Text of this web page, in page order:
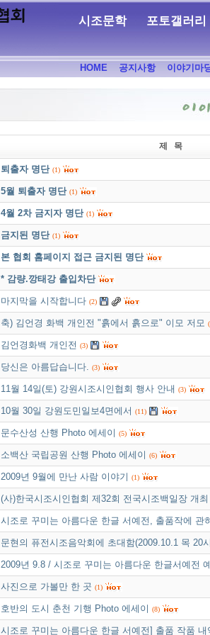
시조문학 포토갤러리
HOME 공지사항 이야기마
제 목
퇴출자 명단 (1)
5월 퇴출자 명단 (1)
4월 2차 금지자 명단 (1)
금지된 명단 (1)
본 협회 홈페이지 접근 금지된 명단
* 감량.깡태강 출입차단
마지막을 시작합니다 (2)
축) 김언경 화백 개인전 "흙에서 흙으로" 이모 저모
김언경화백 개인전 (3)
당신은 아름답습니다. (3)
11월 14일(토) 강원시조시인협회 행사 안내 (3)
10월 30일 강원도민일보4면에서 (11)
문수산성 산행 Photo 에세이 (5)
소백산 국립공원 산행 Photo 에세이 (6)
2009년 9월에 만난 사람 이야기 (1)
(사)한국시조시인협회 제32회 전국시조백일장 개최
시조로 꾸미는 아름다운 한글 서예전, 출품작에 관
문현의 퓨전시조음악회에 초대함(2009.10.1 목 20
2009년 9.8 / 시조로 꾸미는 아름다운 한글서예전
사진으로 가볼만 한 곳 (1)
호반의 도시 춘천 기행 Photo 에세이 (8)
시조로 꾸미는 아름다운 한글 서예전] 출품 작품 내